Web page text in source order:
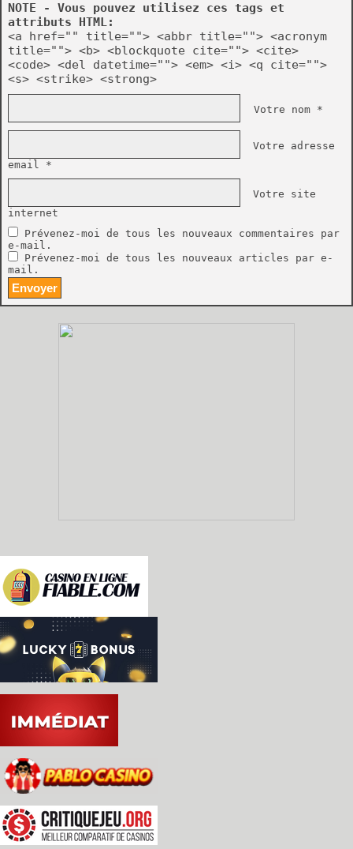
NOTE - Vous pouvez utilisez ces tags et
attributs HTML:
<a href="" title=""> <abbr title=""> <acronym
title=""> <b> <blockquote cite=""> <cite>
<code> <del datetime=""> <em> <i> <q cite="">
<s> <strike> <strong>
Votre nom *
Votre adresse
email *
Votre site
internet
Prévenez-moi de tous les nouveaux commentaires par
e-mail.
Prévenez-moi de tous les nouveaux articles par e-
mail.